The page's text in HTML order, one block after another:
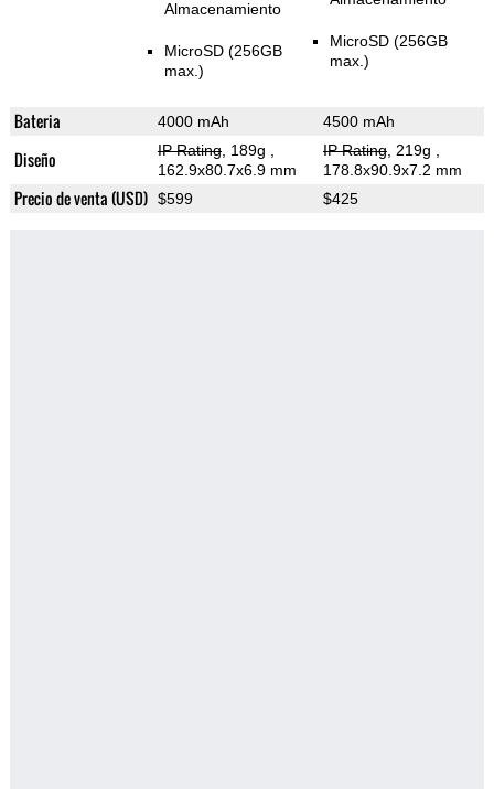
Almacenamiento
MicroSD (256GB
max.)
MicroSD (256GB
max.)
Bateria 4000 mAh 4500 mAh
Diseño IP Rating, 189g
162.9x80.7x6.9 mm
IP Rating, 219g
178.8x90.9x7.2 mm
Precio de venta (USD) $599 $425